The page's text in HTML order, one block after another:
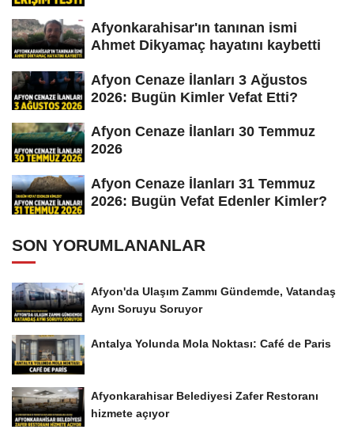
Afyonkarahisar'ın tanınan ismi
Ahmet Dikyamaç hayatını kaybetti
Afyon Cenaze İlanları 3 Ağustos
2026: Bugün Kimler Vefat Etti?
Afyon Cenaze İlanları 30 Temmuz
2026
Afyon Cenaze İlanları 31 Temmuz
2026: Bugün Vefat Edenler Kimler?
SON YORUMLANANLAR
Afyon'da Ulaşım Zammı Gündemde, Vatandaş
Aynı Soruyu Soruyor
Antalya Yolunda Mola Noktası: Café de Paris
Afyonkarahisar Belediyesi Zafer Restoranı
hizmete açıyor